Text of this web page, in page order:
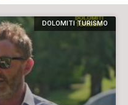
DOLOMITI TURISMO